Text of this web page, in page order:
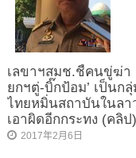
เลขาฯสมช.ชี้คนขู่ฆ่า
ยกฯตู่-บิ๊กป้อม’ เป็นก
ไทยหมิ่นสถาบันในลา
เอาผิดอีกกระทง (คลิป)
2017年2月6日